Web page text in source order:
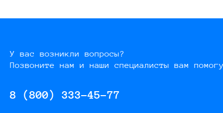
У вас возникли вопросы?
Позвоните нам и наши специалисты вам
8 (800) 333-45-77